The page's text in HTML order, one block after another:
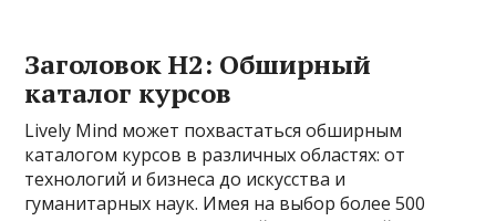
Заголовок H2: Обширный
каталог курсов
Lively Mind может похвастаться обширным
каталогом курсов в различных областях: от
технологий и бизнеса до искусства и
гуманитарных наук. Имея на выбор более 500